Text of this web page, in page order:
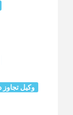
وکیل تجاوز